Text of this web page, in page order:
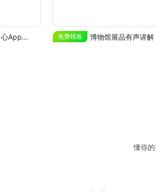
国家反诈中心App推广 免费模板 博物馆展品有声讲解
懂你